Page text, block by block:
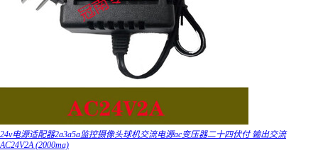
24v电源适配器2a3a5a监控摄像头球机交流电源ac变压器二十四伏付 输出交流
AC24V2A (2000ma)